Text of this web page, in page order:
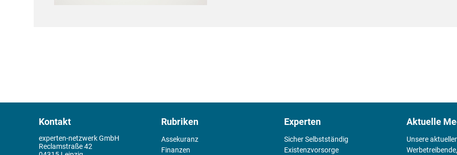
Kontakt
experten-netzwerk GmbH
Reclamstraße 42
Rubriken
Assekuranz
Finanzen
Experten
Sicher Selbstständig
Existenz­vorsorge
Aktuelle
Unsere